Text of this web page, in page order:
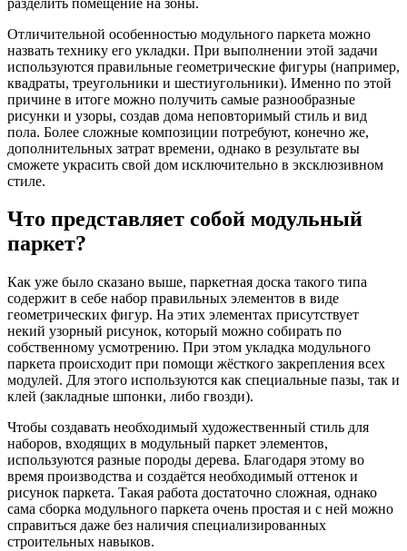
Отличительной особенностью модульного паркета можно
назвать технику его укладки. При выполнении этой задачи
используются правильные геометрические фигуры (например,
квадраты, треугольники и шестиугольники). Именно по этой
причине в итоге можно получить самые разнообразные
рисунки и узоры, создав дома неповторимый стиль и вид
пола. Более сложные композиции потребуют, конечно же,
дополнительных затрат времени, однако в результате вы
сможете украсить свой дом исключительно в эксклюзивном
стиле.
Что представляет собой модульный
паркет?
Как уже было сказано выше, паркетная доска такого типа
содержит в себе набор правильных элементов в виде
геометрических фигур. На этих элементах присутствует
некий узорный рисунок, который можно собирать по
собственному усмотрению. При этом укладка модульного
паркета происходит при помощи жёсткого закрепления всех
модулей. Для этого используются как специальные пазы, так и
клей (закладные шпонки, либо гвозди).
Чтобы создавать необходимый художественный стиль для
наборов, входящих в модульный паркет элементов,
используются разные породы дерева. Благодаря этому во
время производства и создаётся необходимый оттенок и
рисунок паркета. Такая работа достаточно сложная, однако
сама сборка модульного паркета очень простая и с ней можно
справиться даже без наличия специализированных
строительных навыков.